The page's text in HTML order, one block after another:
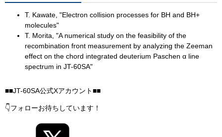
T. Kawate, "Electron collision processes for BH and BH+
molecules"​
T. Morita, "A numerical study on the feasibility of the
recombination front measurement by analyzing the Zeeman
effect on the chord integrated deuterium Paschen α line
spectrum in JT-60SA"​
■■JT-60SA公式Xアカウント■■
👇フォローお待ちしています！